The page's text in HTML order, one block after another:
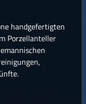
handgefertigten
Porzellanteller